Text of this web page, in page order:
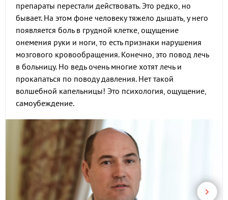
препараты перестали действовать. Это редко, но
бывает. На этом фоне человеку тяжело дышать, у него
появляется боль в грудной клетке, ощущение
онемения руки и ноги, то есть признаки нарушения
мозгового кровообращения. Конечно, это повод лечь
в больницу. Но ведь очень многие хотят лечь и
прокапаться по поводу давления. Нет такой
волшебной капельницы! Это психология, ощущение,
самоубеждение.